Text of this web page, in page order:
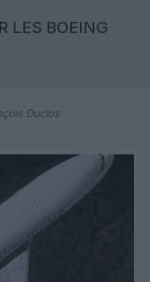
LES BOEING
Duclos